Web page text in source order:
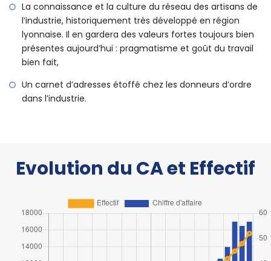
La connaissance et la culture du réseau des artisans de
l’industrie, historiquement très développé en région
lyonnaise. Il en gardera des valeurs fortes toujours bien
présentes aujourd’hui : pragmatisme et goût du travail
bien fait,
Un carnet d’adresses étoffé chez les donneurs d’ordre
dans l’industrie.
Evolution du CA et Effectif